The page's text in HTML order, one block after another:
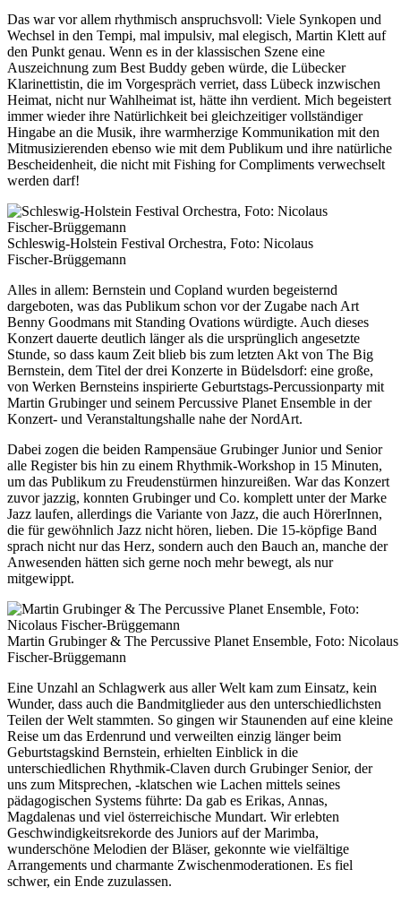
Das war vor allem rhythmisch anspruchsvoll: Viele Synkopen und
Wechsel in den Tempi, mal impulsiv, mal elegisch, Martin Klett auf
den Punkt genau. Wenn es in der klassischen Szene eine
Auszeichnung zum Best Buddy geben würde, die Lübecker
Klarinettistin, die im Vorgespräch verriet, dass Lübeck inzwischen
Heimat, nicht nur Wahlheimat ist, hätte ihn verdient. Mich begeistert
immer wieder ihre Natürlichkeit bei gleichzeitiger vollständiger
Hingabe an die Musik, ihre warmherzige Kommunikation mit den
Mitmusizierenden ebenso wie mit dem Publikum und ihre natürliche
Bescheidenheit, die nicht mit Fishing for Compliments verwechselt
werden darf!
Schleswig-Holstein Festival Orchestra, Foto: Nicolaus
Fischer-Brüggemann
Alles in allem: Bernstein und Copland wurden begeisternd
dargeboten, was das Publikum schon vor der Zugabe nach Art
Benny Goodmans mit Standing Ovations würdigte. Auch dieses
Konzert dauerte deutlich länger als die ursprünglich angesetzte
Stunde, so dass kaum Zeit blieb bis zum letzten Akt von The Big
Bernstein, dem Titel der drei Konzerte in Büdelsdorf: eine große,
von Werken Bernsteins inspirierte Geburtstags-Percussionparty mit
Martin Grubinger und seinem Percussive Planet Ensemble in der
Konzert- und Veranstaltungshalle nahe der NordArt.
Dabei zogen die beiden Rampensäue Grubinger Junior und Senior
alle Register bis hin zu einem Rhythmik-Workshop in 15 Minuten,
um das Publikum zu Freudenstürmen hinzureißen. War das Konzert
zuvor jazzig, konnten Grubinger und Co. komplett unter der Marke
Jazz laufen, allerdings die Variante von Jazz, die auch HörerInnen,
die für gewöhnlich Jazz nicht hören, lieben. Die 15-köpfige Band
sprach nicht nur das Herz, sondern auch den Bauch an, manche der
Anwesenden hätten sich gerne noch mehr bewegt, als nur
mitgewippt.
Martin Grubinger & The Percussive Planet Ensemble, Foto: Nicolaus
Fischer-Brüggemann
Eine Unzahl an Schlagwerk aus aller Welt kam zum Einsatz, kein
Wunder, dass auch die Bandmitglieder aus den unterschiedlichsten
Teilen der Welt stammten. So gingen wir Staunenden auf eine kleine
Reise um das Erdenrund und verweilten einzig länger beim
Geburtstagskind Bernstein, erhielten Einblick in die
unterschiedlichen Rhythmik-Claven durch Grubinger Senior, der
uns zum Mitsprechen, -klatschen wie Lachen mittels seines
pädagogischen Systems führte: Da gab es Erikas, Annas,
Magdalenas und viel österreichische Mundart. Wir erlebten
Geschwindigkeitsrekorde des Juniors auf der Marimba,
wunderschöne Melodien der Bläser, gekonnte wie vielfältige
Arrangements und charmante Zwischenmoderationen. Es fiel
schwer, ein Ende zuzulassen.